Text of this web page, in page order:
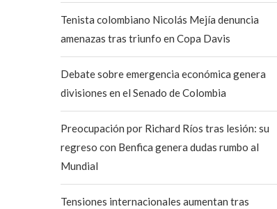
Tenista colombiano Nicolás Mejía denuncia
amenazas tras triunfo en Copa Davis
Debate sobre emergencia económica genera
divisiones en el Senado de Colombia
Preocupación por Richard Ríos tras lesión: su
regreso con Benfica genera dudas rumbo al
Mundial
Tensiones internacionales aumentan tras